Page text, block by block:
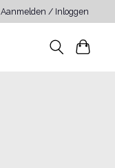
Aanmelden / Inloggen